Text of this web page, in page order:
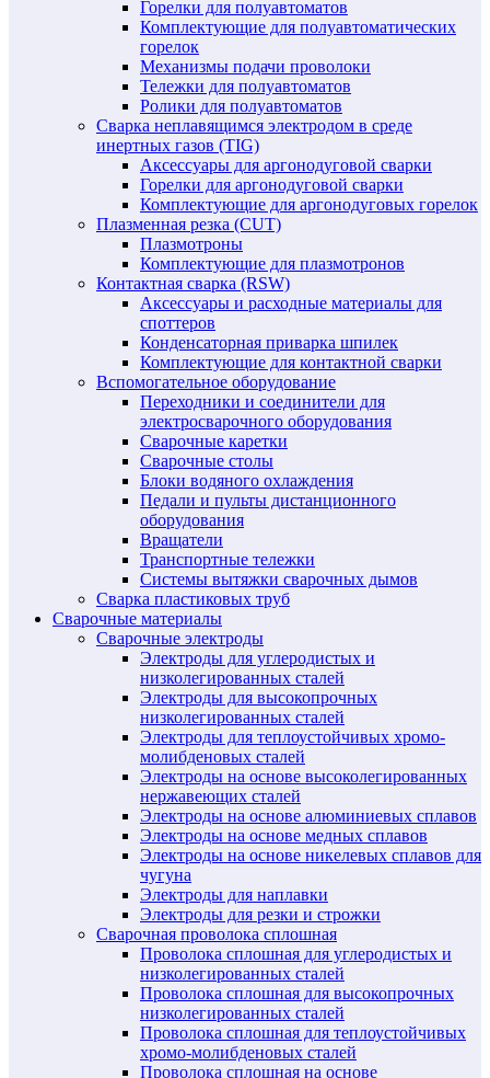
Горелки для полуавтоматов
Комплектующие для полуавтоматических
горелок
Механизмы подачи проволоки
Тележки для полуавтоматов
Ролики для полуавтоматов
Сварка неплавящимся электродом в среде
инертных газов (TIG)
Аксессуары для аргонодуговой сварки
Горелки для аргонодуговой сварки
Комплектующие для аргонодуговых горелок
Плазменная резка (CUT)
Плазмотроны
Комплектующие для плазмотронов
Контактная сварка (RSW)
Аксессуары и расходные материалы для
споттеров
Конденсаторная приварка шпилек
Комплектующие для контактной сварки
Вспомогательное оборудование
Переходники и соединители для
электросварочного оборудования
Сварочные каретки
Сварочные столы
Блоки водяного охлаждения
Педали и пульты дистанционного
оборудования
Вращатели
Транспортные тележки
Системы вытяжки сварочных дымов
Сварка пластиковых труб
Сварочные материалы
Сварочные электроды
Электроды для углеродистых и
низколегированных сталей
Электроды для высокопрочных
низколегированных сталей
Электроды для теплоустойчивых хромо-
молибденовых сталей
Электроды на основе высоколегированных
нержавеющих сталей
Электроды на основе алюминиевых сплавов
Электроды на основе медных сплавов
Электроды на основе никелевых сплавов для
чугуна
Электроды для наплавки
Электроды для резки и строжки
Сварочная проволока сплошная
Проволока сплошная для углеродистых и
низколегированных сталей
Проволока сплошная для высокопрочных
низколегированных сталей
Проволока сплошная для теплоустойчивых
хромо-молибденовых сталей
Проволока сплошная на основе